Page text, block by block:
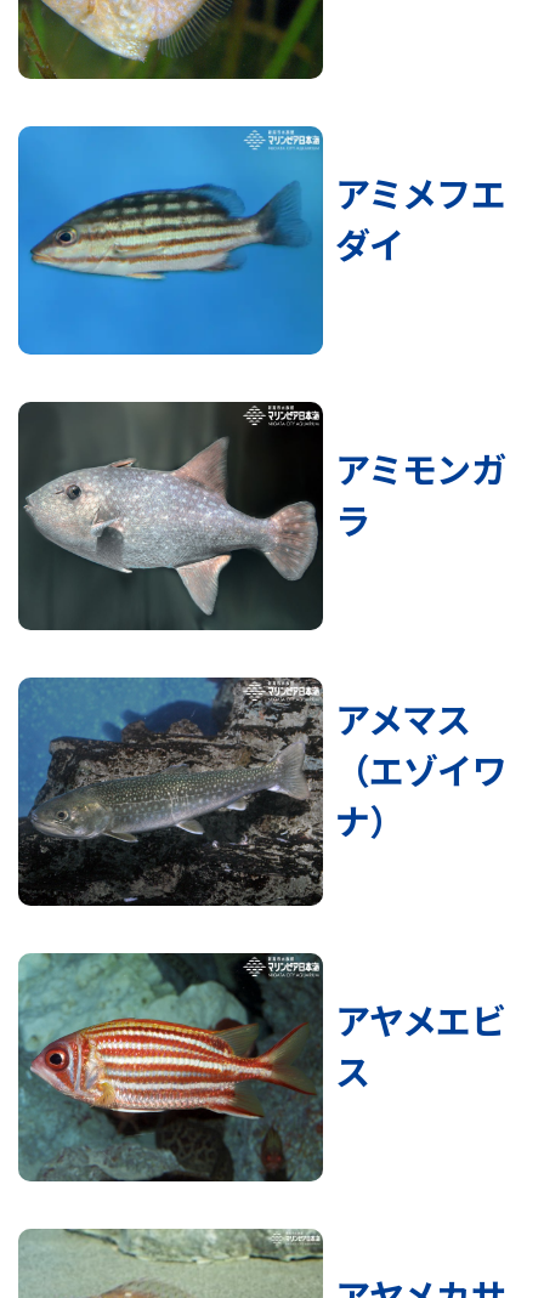
アミメフエ
ダイ
アミモンガ
ラ
アメマス
（エゾイワ
ナ）
アヤメエビ
ス